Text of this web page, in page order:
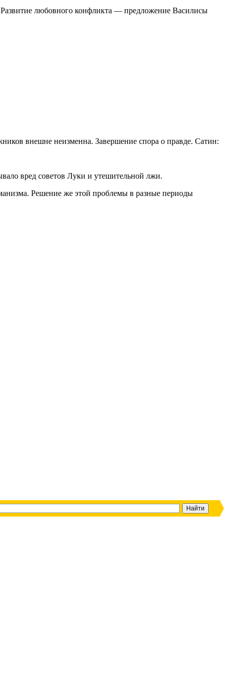
любовного конфликта — предложение Василисы
внешне неизменна. Завершение спора о правде. Сатин:
вред советов Луки и утешительной лжи.
Решение же этой проблемы в разные периоды